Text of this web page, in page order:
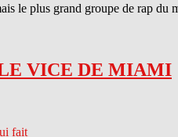
le plus grand groupe de rap du
VICE DE MIAMI